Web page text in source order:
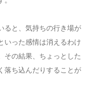
ると、気持ちの行き場が
いった感情は消えるわけ
その結果、ちょっとした
落ち込んだりすることが